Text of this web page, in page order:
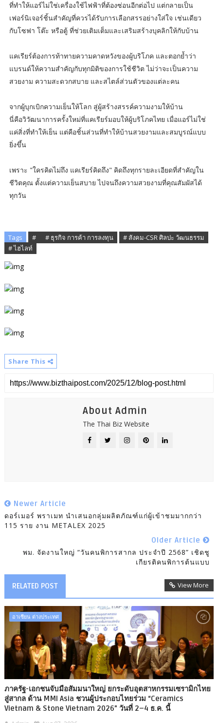
ที่ทำให้แอร์ไม่ใช่เครื่องใช้ไฟฟ้าที่ต้องซ่อนอีกต่อไป แต่กลายเป็น
เฟอร์นิเจอร์ชิ้นสำคัญที่ควรได้รับการเลือกสรรอย่างใส่ใจ เช่นเดียว
กับโซฟา โต๊ะ หรือตู้ ที่ช่วยเติมเต็มและเสริมสร้างบุคลิกให้กับบ้าน
แคเรียร์ต้องการท้าทายความคาดหวังของผู้บริโภค และตอกย้ำว่า
แบรนด์ให้ความสำคัญกับทุกมิติของการใช้ชีวิต ไม่ว่าจะเป็นความ
สวยงาม ความสะดวกสบาย และสไตล์ส่วนตัวของแต่ละคน
จากผู้บุกเบิกความเย็นให้โลก สู่ผู้สร้างสรรค์ความงามให้บ้าน
นี่คือวิวัฒนาการครั้งใหม่ที่แคเรียร์มอบให้ผู้บริโภคไทย เมื่อแอร์ไม่ใช่
แค่สิ่งที่ทำให้เย็น แต่คือชิ้นส่วนที่ทำให้บ้านสวยงามและสมบูรณ์แบบ
ยิ่งขึ้น
เพราะ "ใครคิดไม่ถึง แคเรียร์คิดถึง" คิดถึงทุกรายละเอียดที่สำคัญใน
ชีวิตคุณ ตั้งแต่ความเย็นสบาย ไปจนถึงความสวยงามที่คุณสัมผัสได้
ทุกวัน
Tags # ​ # ธุรกิจ การค้า การลงทุน
# สังคม-CSR ศิลปะ วัฒนธรรม
# ไฮไลท์
Share This
About Admin
The Thai Biz Website
Newer Article
ดอร์เมอร์ พราเมท นำเสนอกลุ่มผลิตภัณฑ์แก่ผู้เข้าชมมากกว่า
115 ราย งาน METALEX 2025
Older Article
พม. จัดงานใหญ่ “วันคนพิการสากล ประจำปี 2568” เชิดชู
เกียรติคนพิการต้นแบบ
RELATED POST View More
อาเซียน ต่างประเทศ
ภาครัฐ-เอกชนจับมือสัมมนาใหญ่ ยกระดับอุตสาหกรรมเซรามิกไทย
สู่สากล ด้าน MMI Asia ชวนผู้ประกอบไทยร่วม “Ceramics
Vietnam & Stone Vietnam 2026” วันที่ 2–4 ธ.ค. นี้